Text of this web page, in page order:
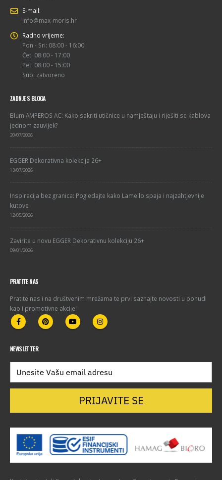
E-mail:
info@max-moris.hr
Radno vrijeme:
Pon - Sri: 08:00 - 16:00
Čet: 08:00 - 17:00
Pet: 08:00 - 15:00
Sub: zatvoreno
ZADNJE S BLOGA
Blum AMPEROS AC: Kako sakriti utičnice u namještaju i riješiti se kablova
jednom zauvijek?
20/07/2026
EGGER Dekorativna kolekcija 26+
13/07/2026
Inspiracija bez granica: Pogledajte kako Lamello spaja i najzahtjevnije
kutove
12/05/2026
Zavirite u novu EGGER Dekorativnu kolekciju 26+
09/01/2026
PRATITE NAS
Pratite nas i na društvenim mrežama te prvi saznajte novosti u ponudi
kao i promotivne akcije!
NEWSLETTER
PRIJAVITE SE